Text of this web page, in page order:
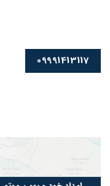
09991413117